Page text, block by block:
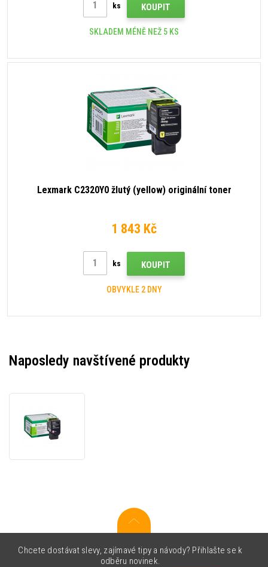
ks KOUPIT
SKLADEM MÉNĚ NEŽ 5 KS
Lexmark C2320Y0 žlutý (yellow) originální toner
1 843 Kč
ks KOUPIT
OBVYKLE 2 DNY
Naposledy navštívené produkty
originální
Chcete dostávat slevy, zajímavé tipy a návody? Přihlašte se k
odběru novinek.